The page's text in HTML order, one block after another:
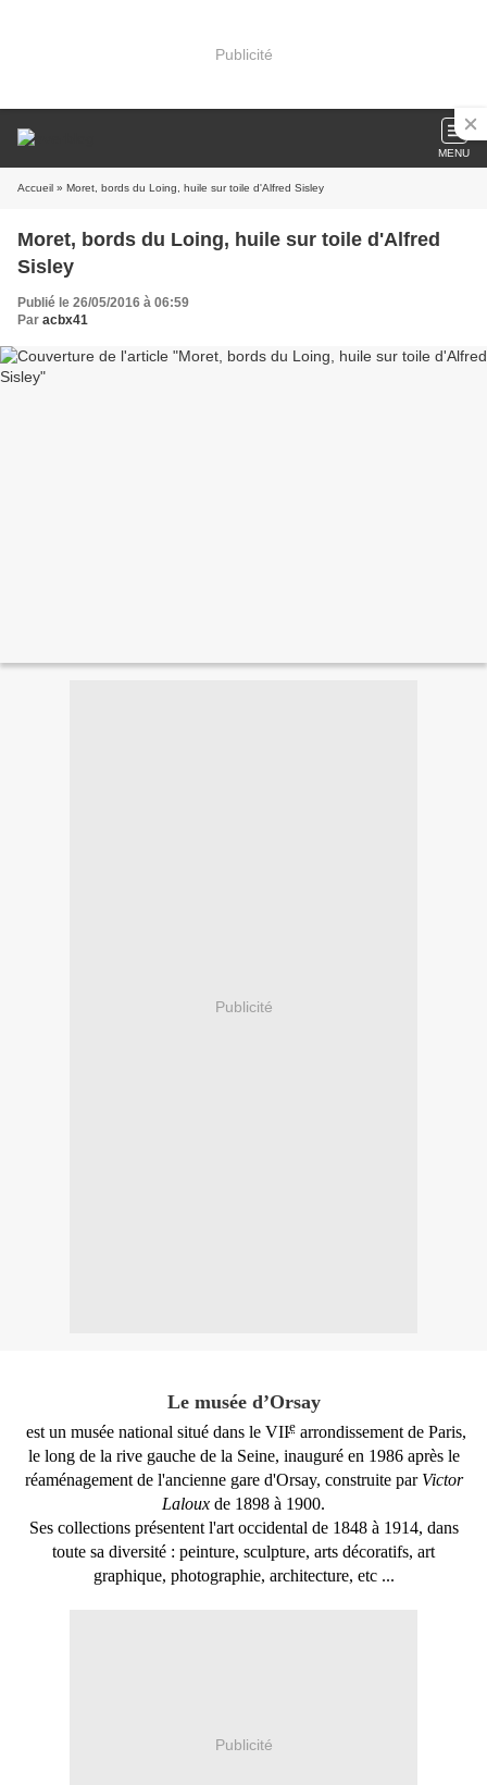
Publicité
MENU
Accueil » Moret, bords du Loing, huile sur toile d'Alfred Sisley
Moret, bords du Loing, huile sur toile d'Alfred
Sisley
Publié le 26/05/2016 à 06:59
Par acbx41
Publicité
Le musée d’Orsay
est un musée national situé dans le VIIearrondissementde Paris,
le long de la rivegauche de la Seine, inauguré en 1986après le
réaménagement de l'ancienne gare d'Orsay, construite par Victor
Laloux de 1898 à 1900.
Ses collections présentent l'art occidental de 1848à 1914, dans
toute sa diversité : peinture, sculpture, arts décoratifs, art
graphique, photographie, architecture, etc ...
Publicité